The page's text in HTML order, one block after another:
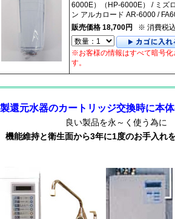
6000E）（HP-6000E） / ミズ
ン アルカロード AR-6000 /
販売価格 18,700円 ※ 消費税
※お客様の情報はすべて暗号
す。
還元水器のカートリッジ交換時に本
良い製品を永～く使う為に
機能維持と衛生面から3年に1度のお手入れ